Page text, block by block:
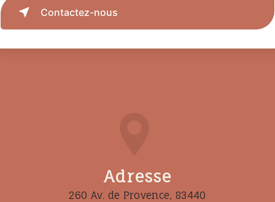
Contactez-nous
Adresse
260 Av. de Provence, 83440